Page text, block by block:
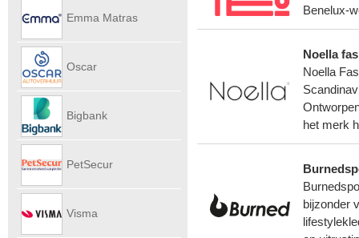
Benelux-
Noella
Noella
het merk
bijzonder
Emma Matras
Oscar
Bigbank
PetSecur
Visma